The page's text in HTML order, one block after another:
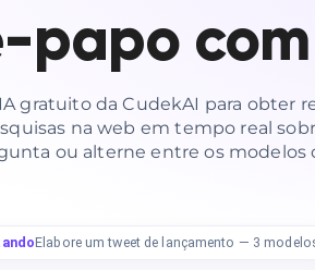
papo com
gratuito da CudekAI para obter
na web em tempo real
ou alterne entre os modelos
Depurar código com uma equipe de